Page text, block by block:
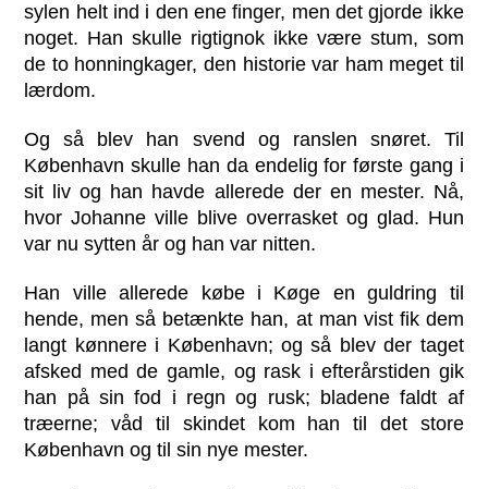
sylen helt ind i den ene finger, men det gjorde ikke
noget. Han skulle rigtignok ikke være stum, som
de to honningkager, den historie var ham meget til
lærdom.
Og så blev han svend og ranslen snøret. Til
København skulle han da endelig for første gang i
sit liv og han havde allerede der en mester. Nå,
hvor Johanne ville blive overrasket og glad. Hun
var nu sytten år og han var nitten.
Han ville allerede købe i Køge en guldring til
hende, men så betænkte han, at man vist fik dem
langt kønnere i København; og så blev der taget
afsked med de gamle, og rask i efterårstiden gik
han på sin fod i regn og rusk; bladene faldt af
træerne; våd til skindet kom han til det store
København og til sin nye mester.